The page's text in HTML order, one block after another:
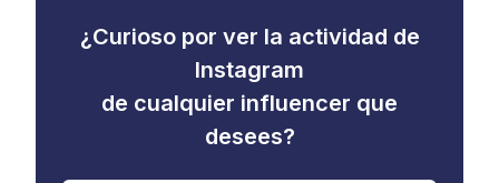
¿Curioso por ver la actividad de
Instagram
de cualquier influencer que
desees?